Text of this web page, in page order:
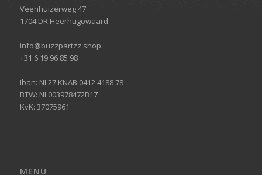
Veenhuizerweg 47
1704 DR Heerhugowaard
info@buzzpartzz.shop
+31 6 19 96 85 98
Iban: NL27 KNAB 0412 4188 78
BTW: NL003978472B17
KvK: 37075961
MENU